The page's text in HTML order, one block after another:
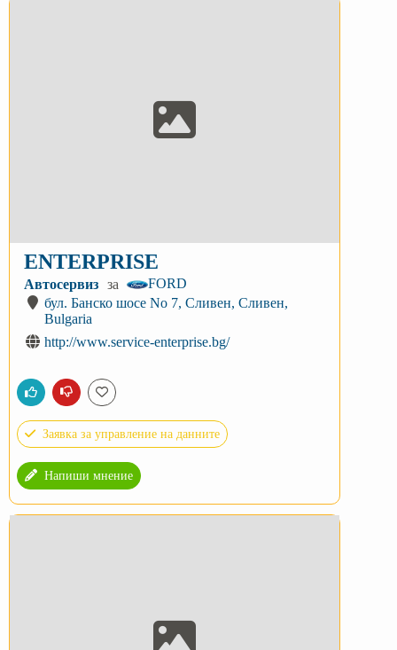
ENTERPRISE
Автосервиз за
FORD
бул. Банско шосе No 7, Сливен, Сливен,
Bulgaria
http://www.service-enterprise.bg/
Заявка за управление на данните
Напиши мнение